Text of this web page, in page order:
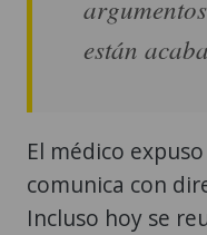
están
El médico
comunica con
Incluso hoy se